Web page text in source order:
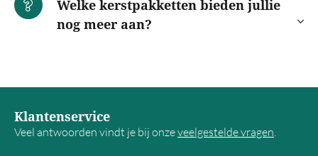
Welke kerstpakketten bieden jullie
nog meer aan?
Klantenservice
Veel antwoorden vindt je bij onzeveelgestelde vragen.